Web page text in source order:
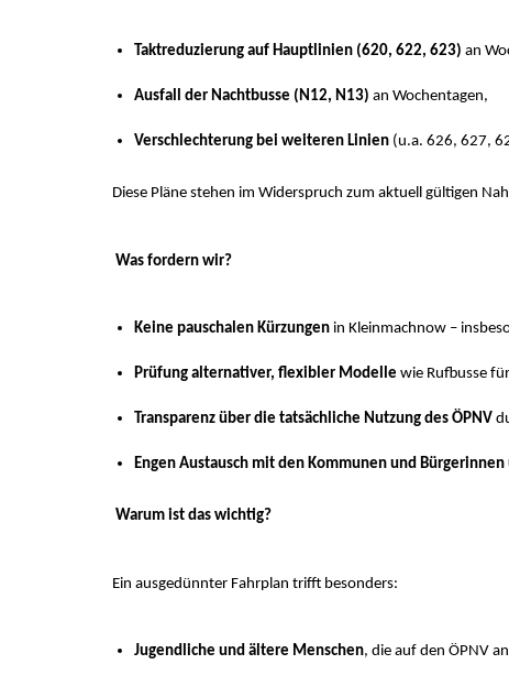
Taktreduzierung auf Hauptlinien (620, 622, 623) an
Ausfall der Nachtbusse (N12, N13) an Wochentagen,
Verschlechterung bei weiteren Linien (u.a. 626, 627,
Diese Pläne stehen im Widerspruch zum aktuell gültigen
Was fordern wir?
Keine pauschalen Kürzungen in Kleinmachnow –
Prüfung alternativer, flexibler Modelle wie Rufbusse
Transparenz über die tatsächliche Nutzung des ÖPNV
Engen Austausch mit den Kommunen und Bürgerinnen
Warum ist das wichtig?
Ein ausgedünnter Fahrplan trifft besonders:
Jugendliche und ältere Menschen, die auf den ÖPNV